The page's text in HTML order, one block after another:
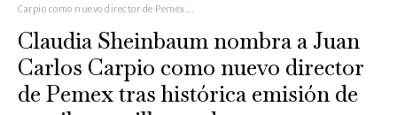
Carpio como nuevo director de Pemex...
Claudia Sheinbaum nombra a Juan
Carlos Carpio como nuevo director
de Pemex tras histórica emisión de